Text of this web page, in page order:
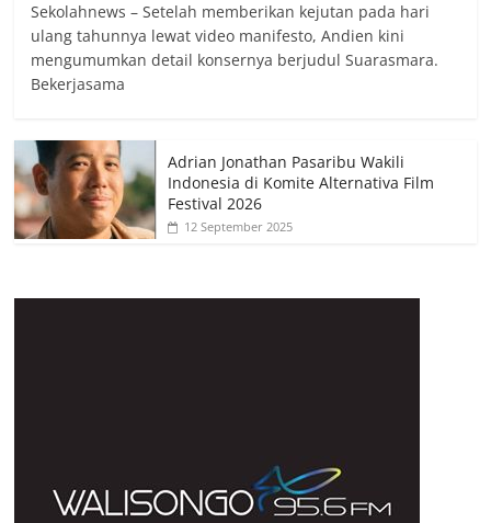
Sekolahnews – Setelah memberikan kejutan pada hari
ulang tahunnya lewat video manifesto, Andien kini
mengumumkan detail konsernya berjudul Suarasmara.
Bekerjasama
Adrian Jonathan Pasaribu Wakili
Indonesia di Komite Alternativa Film
Festival 2026
12 September 2025